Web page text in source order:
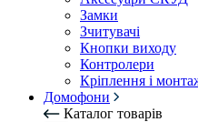
Замки
Зчитувачі
Кнопки виходу
Контролери
Кріплення і
Домофони
Каталог товарів